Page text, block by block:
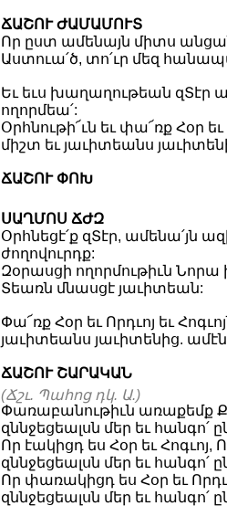
ՃԱՇՈՒ ԺԱՄԱՄՈՒՏ
Որ ըստ ամենայն միտս
Աստուա՛ծ, տո՛ւր մեզ
Եւ եւս խաղաղութեան զՏէր
ողորմեա՛:
Օրհնութի՜ւն եւ փա՜ռք Հօր եւ
միշտ եւ յաւիտեանս
ՃԱՇՈՒ ՓՈԽ
ՍԱՂՄՈՍ ՃԺԶ
Օրհնեցէ՛ք զՏէր, ամենա՛յն
ժողովուրդք:
Զօրասցի ողորմութիւն Նորա
Տեառն մնասցէ յաւիտեան:
Փա՜ռք Հօր եւ Որդւոյ եւ
յաւիտեանս յաւիտենից.
ՃԱՇՈՒ ՇԱՐԱԿԱՆ
(Ճշւ. Պահոց դկ. Ա.)
Փառաբանութիւն առաքեմք
զննջեցեալսն մեր եւ հանգո՛
Որ էակիցդ ես Հօր եւ Հոգւոյ,
զննջեցեալսն մեր եւ հանգո՛
Որ փառակիցդ ես Հօր եւ
զննջեցեալսն մեր եւ հանգո՛